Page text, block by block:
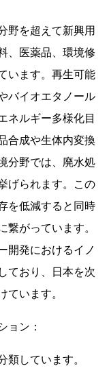
野を超えて新興用
、医薬品、環境修
います。再生可能
バイオエタノール
ネルギー多様化目
合成や生体内変換
分野では、廃水処
げられます。この
を低減すると同時
がっています。
開発におけるイノ
ており、日本を次
います。
ョン：
しています。